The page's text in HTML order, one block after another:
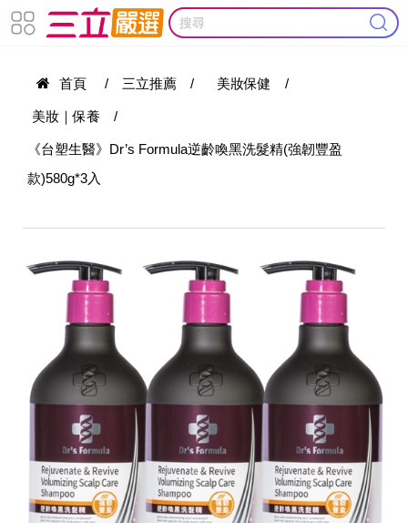
首頁 / 三立推薦 / 美妝保健 /
美妝｜保養 /
《台塑生醫》Dr’s Formula逆齡喚黑洗髮精(強韌豐盈
款)580g*3入